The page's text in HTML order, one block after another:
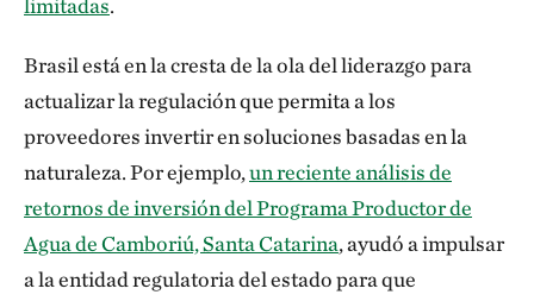
limitadas.
Brasil está en la cresta de la ola del liderazgo para
actualizar la regulación que permita a los
proveedores invertir en soluciones basadas en la
naturaleza. Por ejemplo,un reciente análisis de
retornos de inversión del Programa Productor de
Agua de Camboriú, Santa Catarina, ayudó a impulsar
a la entidad regulatoria del estado para que